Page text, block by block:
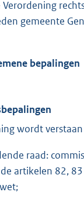
gemeente
bepalingen
wordt
raad:
artikelen 82,